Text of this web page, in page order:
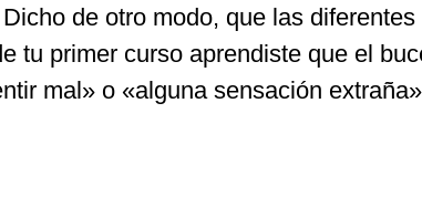
Dicho de otro modo, que las
tu primer curso aprendiste que el
mal» o «alguna sensación